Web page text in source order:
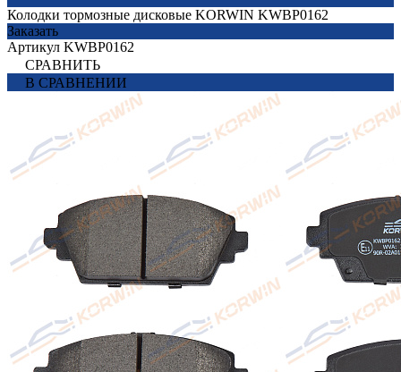
Колодки тормозные дисковые KORWIN KWBP0162
Заказать
Артикул KWBP0162
СРАВНИТЬ
В СРАВНЕНИИ